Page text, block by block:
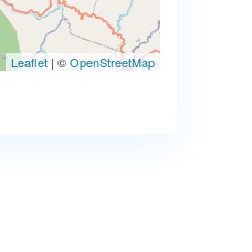
Leaflet| ©OpenStreetMap